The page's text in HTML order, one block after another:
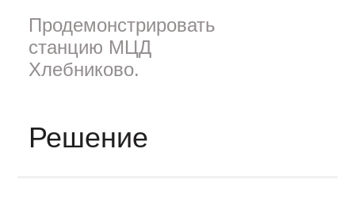
Продемонстрировать
станцию МЦД
Хлебниково.
Решение